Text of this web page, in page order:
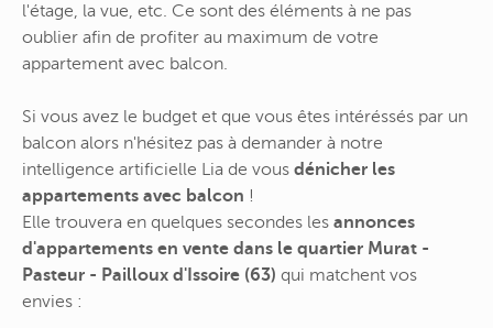
l'étage, la vue, etc. Ce sont des éléments à ne pas
oublier afin de profiter au maximum de votre
appartement avec balcon.
Si vous avez le budget et que vous êtes intéréssés par un
balcon alors n'hésitez pas à demander à notre
intelligence artificielle Lia de vous dénicher les
appartements avec balcon !
Elle trouvera en quelques secondes les annonces
d'appartements en vente dans le quartier Murat -
Pasteur - Pailloux d'Issoire (63) qui matchent vos
envies :